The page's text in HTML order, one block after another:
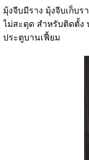
มุ้งจีบมีราง มุ้งจีบเก็บ
ไม่สะดุด สำหรับติดตั้ง
ประตูบานเฟี้ยม